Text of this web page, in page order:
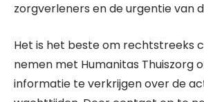
zorgverleners en de urgentie van
Het is het beste om rechtstreeks
nemen met Humanitas Thuiszorg
informatie te verkrijgen over de